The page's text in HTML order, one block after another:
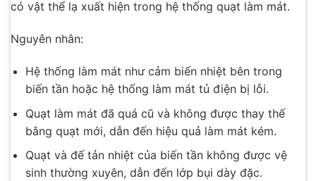
có vật thể lạ xuất hiện trong hệ thống quạt làm mát.
Nguyên nhân:
Hệ thống làm mát như cảm biến nhiệt bên trong
biến tần hoặc hệ thống làm mát tủ điện bị lỗi.
Quạt làm mát đã quá cũ và không được thay thế
bằng quạt mới, dẫn đến hiệu quả làm mát kém.
Quạt và đế tản nhiệt của biến tần không được vệ
sinh thường xuyên, dẫn đến lớp bụi dày đặc.